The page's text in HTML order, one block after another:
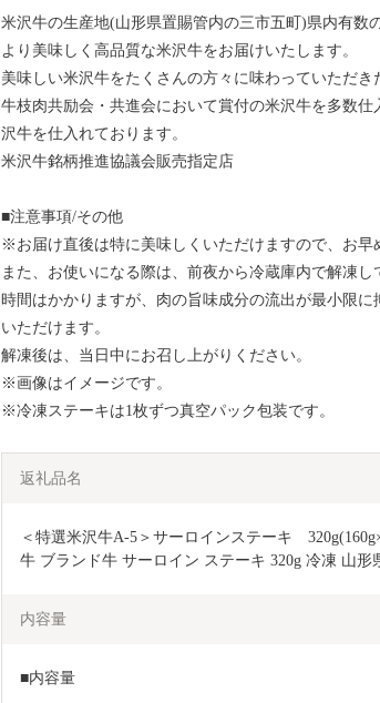
米沢牛の生産地(山形県置賜管内の三市五町)県内有数
より美味しく高品質な米沢牛をお届けいたします。
美味しい米沢牛をたくさんの方々に味わっていただ
牛枝肉共励会・共進会において賞付の米沢牛を多数
沢牛を仕入れております。
米沢牛銘柄推進協議会販売指定店
■注意事項/その他
※お届け直後は特に美味しくいただけますので、お早
また、お使いになる際は、前夜から冷蔵庫内で解凍し
時間はかかりますが、肉の旨味成分の流出が最小限
いただけます。
解凍後は、当日中にお召し上がりください。
※画像はイメージです。
※冷凍ステーキは1枚ずつ真空パック包装です。
返礼品名
＜特選米沢牛A-5＞サーロインステーキ　
牛 ブランド牛 サーロイン ステーキ 320g 冷凍 山形
内容量
■内容量